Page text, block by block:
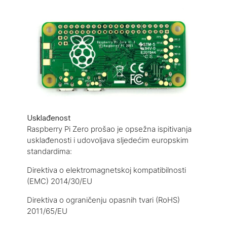
Usklađenost
Raspberry Pi Zero prošao je opsežna ispitivanja
usklađenosti i udovoljava sljedećim europskim
standardima:
Direktiva o elektromagnetskoj kompatibilnosti
(EMC) 2014/30/EU
Direktiva o ograničenju opasnih tvari (RoHS)
2011/65/EU